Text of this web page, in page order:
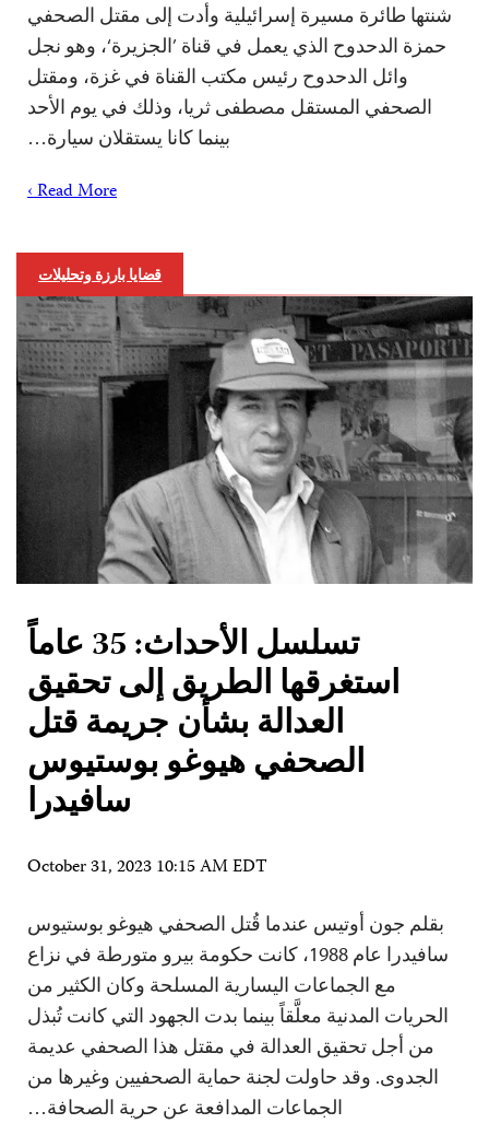
شنتها طائرة مسيرة إسرائيلية وأدت إلى مقتل الصحفي
حمزة الدحدوح الذي يعمل في قناة ’الجزيرة‘، وهو نجل
وائل الدحدوح رئيس مكتب القناة في غزة، ومقتل
الصحفي المستقل مصطفى ثريا، وذلك في يوم الأحد
بينما كانا يستقلان سيارة…
Read More ›
قضايا بارزة وتحليلات
تسلسل الأحداث: 35 عاماً
استغرقها الطريق إلى تحقيق
العدالة بشأن جريمة قتل
الصحفي هيوغو بوستيوس
سافيدرا
October 31, 2023 10:15 AM EDT
بقلم جون أوتيس عندما قُتل الصحفي هيوغو بوستيوس
سافيدرا عام 1988، كانت حكومة بيرو متورطة في نزاع
مع الجماعات اليسارية المسلحة وكان الكثير من
الحريات المدنية معلَّقاً بينما بدت الجهود التي كانت تُبذل
من أجل تحقيق العدالة في مقتل هذا الصحفي عديمة
الجدوى. وقد حاولت لجنة حماية الصحفيين وغيرها من
الجماعات المدافعة عن حرية الصحافة…